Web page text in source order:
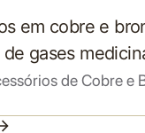
em cobre e
gases
de Cobre e